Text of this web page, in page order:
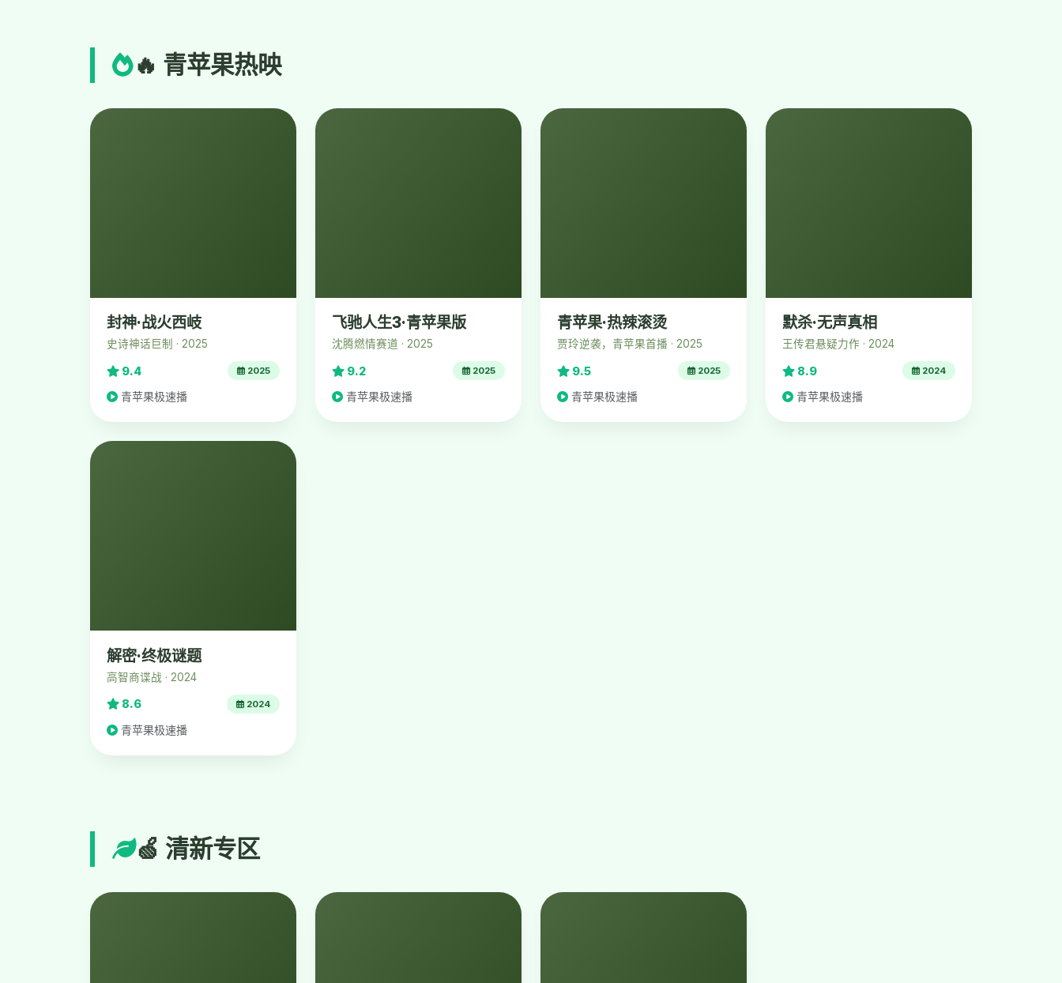
🔥 青苹果热映
封神·战火西岐
史诗神话巨制 · 2025
9.4 2025
青苹果极速播
飞驰人生3·青苹果版
沈腾燃情赛道 · 2025
9.2 2025
青苹果极速播
青苹果·热辣滚烫
贾玲逆袭，青苹果首播 · 2025
9.5 2025
青苹果极速播
默杀·无声真相
王传君悬疑力作 · 2024
8.9 2024
青苹果极速播
解密·终极谜题
高智商谍战 · 2024
8.6 2024
青苹果极速播
🍏 清新专区